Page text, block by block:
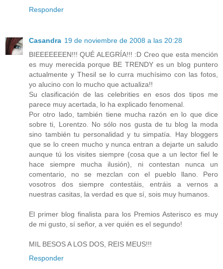
Responder
Casandra 19 de noviembre de 2008 a las 20:28
BIEEEEEEEN!!! QUÉ ALEGRÍA!!! :D Creo que esta mención
es muy merecida porque BE TRENDY es un blog puntero
actualmente y Thesil se lo curra muchísimo con las fotos,
yo alucino con lo mucho que actualiza!!
Su clasificación de las celebrities en esos dos tipos me
parece muy acertada, lo ha explicado fenomenal.
Por otro lado, también tiene mucha razón en lo que dice
sobre ti, Lorentzo. No sólo nos gusta de tu blog la moda
sino también tu personalidad y tu simpatía. Hay bloggers
que se lo creen mucho y nunca entran a dejarte un saludo
aunque tú los visites siempre (cosa que a un lector fiel le
hace siempre mucha ilusión), ni contestan nunca un
comentario, no se mezclan con el pueblo llano. Pero
vosotros dos siempre contestáis, entráis a vernos a
nuestras casitas, la verdad es que sí, sois muy humanos.
El primer blog finalista para los Premios Asterisco es muy
de mi gusto, sí señor, a ver quién es el segundo!
MIL BESOS A LOS DOS, REIS MEUS!!!
Responder